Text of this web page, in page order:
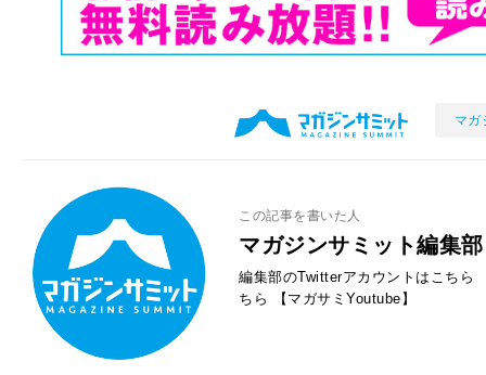
マガ
この記事を書いた人
マガジンサミット編集部
編集部のTwitterアカウントはこちら
ちら
【マガサミYoutube】